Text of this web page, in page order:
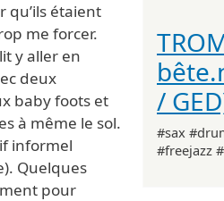
qu’ils étaient
me forcer.
y aller en
deux
baby foots et
à même le sol.
informel
Quelques
pour
/
#sax
#freejazz